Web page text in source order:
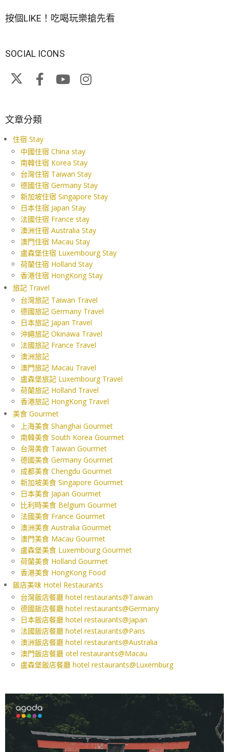
按個LIKE！吃喝玩樂搶先看
SOCIAL ICONS
文章分類
住宿 Stay
中國住宿 China stay
南韓住宿 Korea Stay
台灣住宿 Taiwan Stay
德國住宿 Germany Stay
新加坡住宿 Singapore Stay
日本住宿 Japan Stay
法國住宿 France stay
澳洲住宿 Australia Stay
澳門住宿 Macau Stay
盧森堡住宿 Luxembourg Stay
荷蘭住宿 Holland Stay
香港住宿 HongKong Stay
旅記 Travel
台灣旅記 Taiwan Travel
德國旅記 Germany Travel
日本旅記 Japan Travel
沖繩旅記 Okinawa Travel
法國旅記 France Travel
澳洲旅記
澳門旅記 Macau Travel
盧森堡旅記 Luxembourg Travel
荷蘭旅記 Holland Travel
香港旅記 HongKong Travel
美食 Gourmet
上海美食 Shanghai Gourmet
南韓美食 South Korea Gourmet
台灣美食 Taiwan Gourmet
德國美食 Germany Gourmet
成都美食 Chengdu Gourmet
新加坡美食 Singapore Gourmet
日本美食 Japan Gourmet
比利時美食 Belgium Gourmet
法國美食 France Gourmet
澳洲美食 Australia Gourmet
澳門美食 Macau Gourmet
盧森堡美食 Luxembourg Gourmet
荷蘭美食 Holland Gourmet
香港美食 HongKong Food
飯店美味 Hotel Restaurants
台灣飯店餐廳 hotel restaurants@Taiwan
德國飯店餐廳 hotel restaurants@Germany
日本飯店餐廳 hotel restaurants@Japan
法國飯店餐廳 hotel restaurants@Paris
澳洲飯店餐廳 hotel restaurants@Australia
澳門飯店餐廳 otel restaurants@Macau
盧森堡飯店餐廳 hotel restaurants@Luxemburg